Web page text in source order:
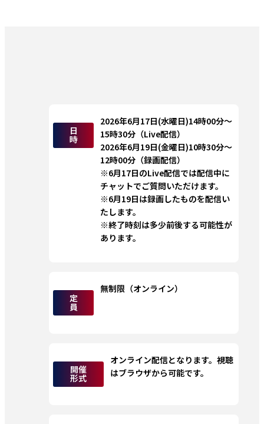
日
時
2026年6月17日(水曜日)14時00分～
15時30分（Live配信）
2026年6月19日(金曜日)10時30分～
12時00分（録画配信）
※6月17日のLive配信では配信中に
チャットでご質問いただけます。
※6月19日は録画したものを配信い
たします。
※終了時刻は多少前後する可能性が
あります。
定
員
無制限（オンライン）
開催
形式
オンライン配信となります。視聴
はブラウザから可能です。